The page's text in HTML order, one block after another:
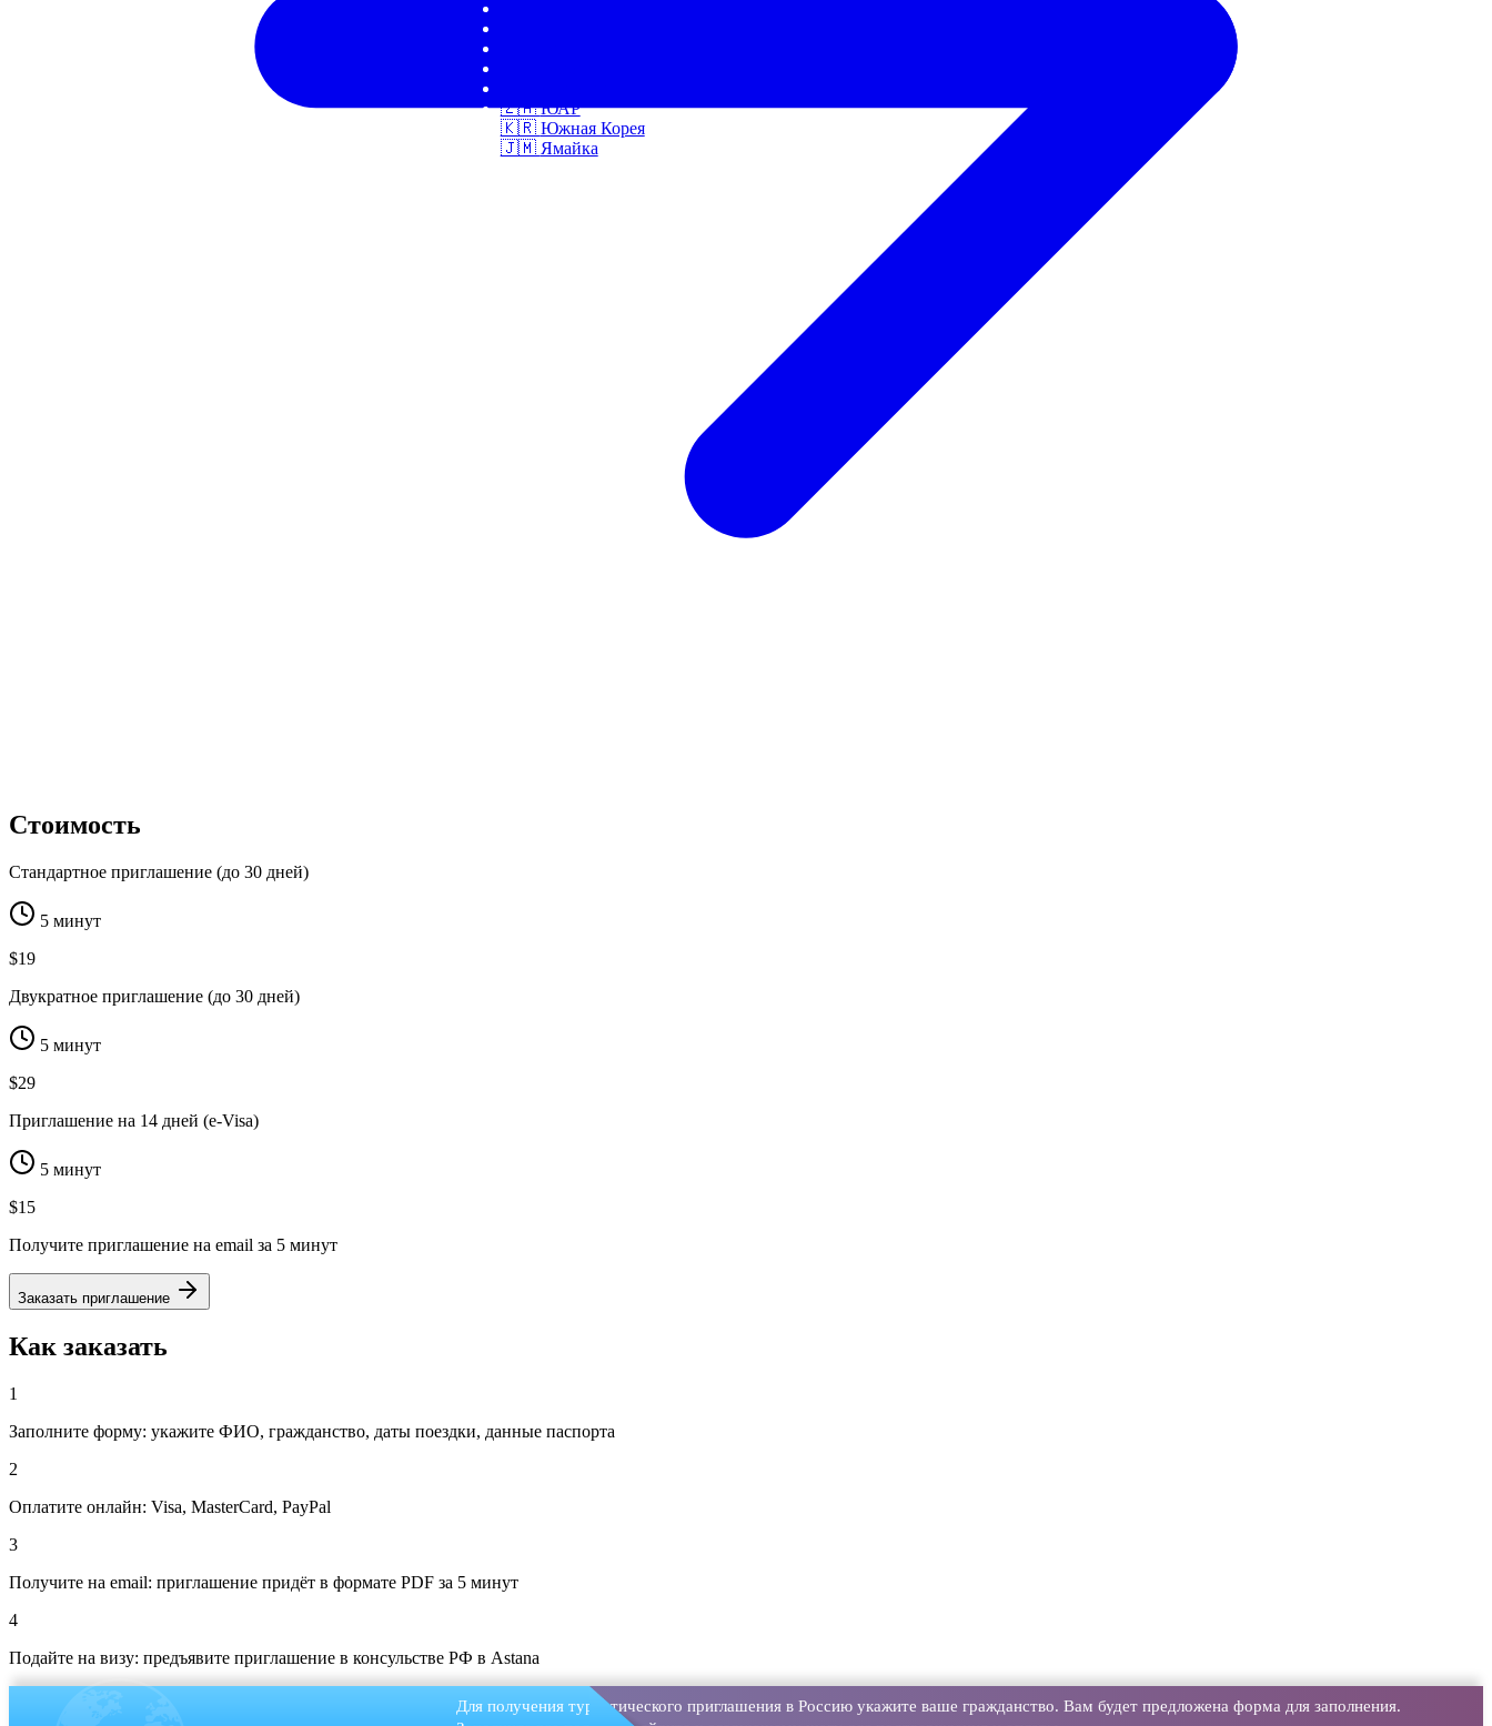
🇿🇦 ЮАР
🇰🇷 Южная Корея
🇯🇲 Ямайка
Стоимость
Стандартное приглашение (до 30 дней)
5 минут
$19
Двукратное приглашение (до 30 дней)
5 минут
$29
Приглашение на 14 дней (e-Visa)
5 минут
$15
Получите приглашение на email за 5 минут
Заказать приглашение
Как заказать
1
Заполните форму: укажите ФИО, гражданство, даты поездки, данные паспорта
2
Оплатите онлайн: Visa, MasterCard, PayPal
3
Получите на email: приглашение придёт в формате PDF за 5 минут
4
Подайте на визу: предъявите приглашение в консульстве РФ в Astana
Для получения туристического приглашения в Россию укажите ваше гражданство. Вам будет предложена форма для заполнения.